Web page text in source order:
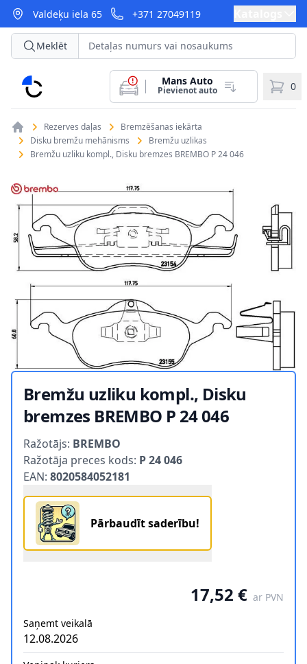
Valdeķu iela 65 +371 27049119
CarParts
Meklēt
Mans Auto
Pievienot auto 0
Rezerves daļas
Bremzēšanas iekārta
Disku bremžu mehānisms
Bremžu uzlikas
Bremžu uzliku kompl., Disku bremzes BREMBO P 24 046
Bremžu uzliku kompl., Disku
bremzes BREMBO P 24 046
Ražotājs: BREMBO
Ražotāja preces kods: P 24 046
EAN: 8020584052181
Pārbaudīt saderību!
17,52 € ar PVN
Saņemt veikalā
12.08.2026